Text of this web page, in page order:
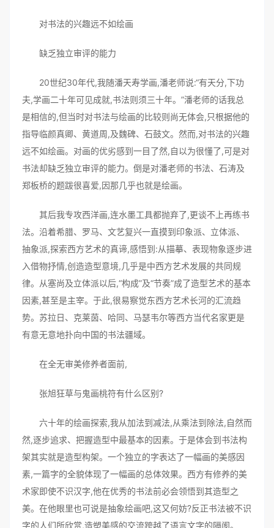
对书法的兴趣远不如绘画
缺乏独立审评的能力
20世纪30年代,我随潘天寿学画,潘老师说:“有天分,下功
夫,学画二十年可见成就,书法则须三十年。”潘老师的话我总
是相信的,但当时对书法与绘画的比较则尚无体会,只根据他的
指导临颜真卿、黄道周,及魏碑、石鼓文。然而,对书法的兴趣
远不如绘画。对画的优劣感到一目了然,自以为很懂了,可是对
书法却缺乏独立审评的能力。倒是对潘老师的书法、石涛及
郑板桥的题跋很喜爱,因那几乎也就是绘画。
其后我专攻西洋画,连水墨工具都抛弃了,更谈不上再练书
法。沿着希腊、罗马、文艺复兴一直摸到印象派、立体派、
抽象派,探索西方艺术的真谛,感悟到:从描摹、表现物象逐步进
入借物抒情,创造造型意境,几乎是中西方艺术发展的共同规
律。从塞尚及立体派以后,“构成”及“节奏”成了造型艺术的基本
因素,甚至是主宰。于此,很易察觉东西方艺术长河的汇流趋
势。苏拉日、克莱茵、哈同、马瑟韦尔等西方当代名家更是
有意无意地扑向中国的书法疆域。
在全无审美修养者面前,
张旭狂草与鬼画桃符有什么区别?
六十年的绘画探索,我从加法到减法,从乘法到除法,自然而
然,逐步追求、把握造型中最基本的因素。于是体会到书法构
架其实就是造型构架。一个独立的字表达了一幅画的美感因
素,一篇字的全貌体现了一幅画的总体效果。西方有修养的美
术家即使不识汉字,他在优秀的书法前必会领悟到其造型之
美。在他眼里也可说是抽象绘画吧,这又何妨?反正书法被不识
字的人们所欣赏,造塑美感的交流跨越了语言文字的隔阂。